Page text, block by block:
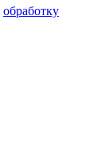
обработку